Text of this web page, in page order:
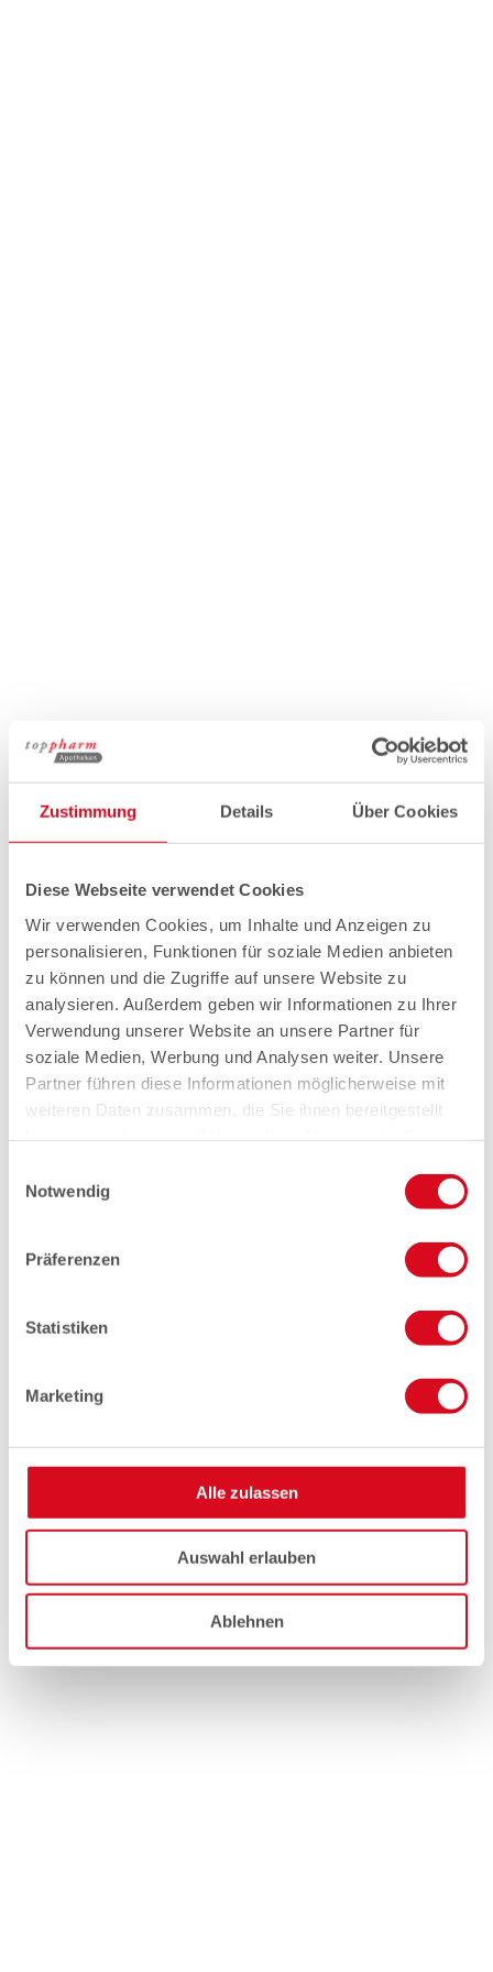
Zustimmung Details Über Cookies
Diese Webseite verwendet Cookies
Wir verwenden Cookies, um Inhalte und Anzeigen zu
personalisieren, Funktionen für soziale Medien anbieten
zu können und die Zugriffe auf unsere Website zu
analysieren. Außerdem geben wir Informationen zu Ihrer
Verwendung unserer Website an unsere Partner für
soziale Medien, Werbung und Analysen weiter. Unsere
Partner führen diese Informationen möglicherweise mit
weiteren Daten zusammen, die Sie ihnen bereitgestellt
Notwendig
Präferenzen
Statistiken
Marketing
Alle zulassen
Auswahl erlauben
Ablehnen